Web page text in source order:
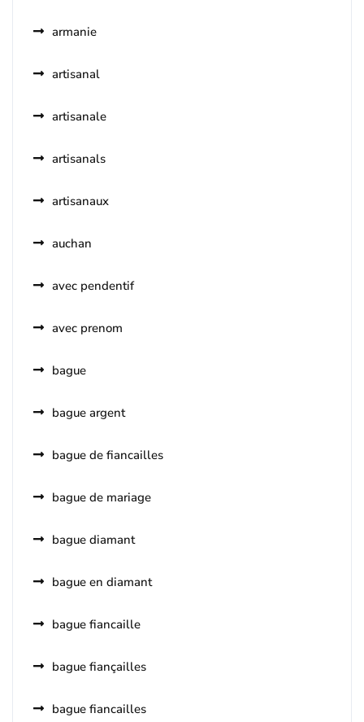
armanie
artisanal
artisanale
artisanals
artisanaux
auchan
avec pendentif
avec prenom
bague
bague argent
bague de fiancailles
bague de mariage
bague diamant
bague en diamant
bague fiancaille
bague fiançailles
bague fiancailles